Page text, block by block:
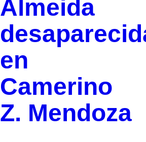
Almeida
en
Camerino
Z. Mendoza